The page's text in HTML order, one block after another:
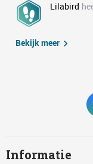
Lilabird
Bekijk meer
Informatie